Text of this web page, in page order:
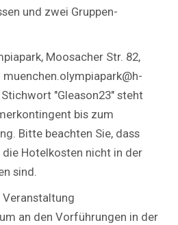
und zwei Gruppen-
Moosacher Str. 82,
muenchen.olympiapark@h-
"Gleason23" steht
bis zum
Bitte beachten Sie, dass
Hotelkosten nicht in der
sind.
an den Vorführungen in der